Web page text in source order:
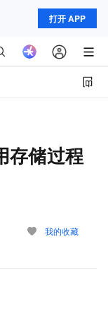
打开 APP
存储过程
我的收藏